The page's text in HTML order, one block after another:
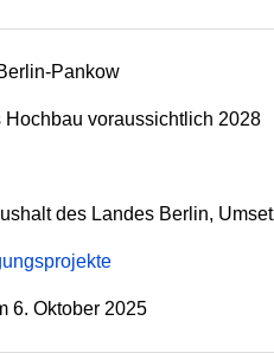
Pankow
voraussichtlich 2028
des Landes Berlin,
6. Oktober 2025